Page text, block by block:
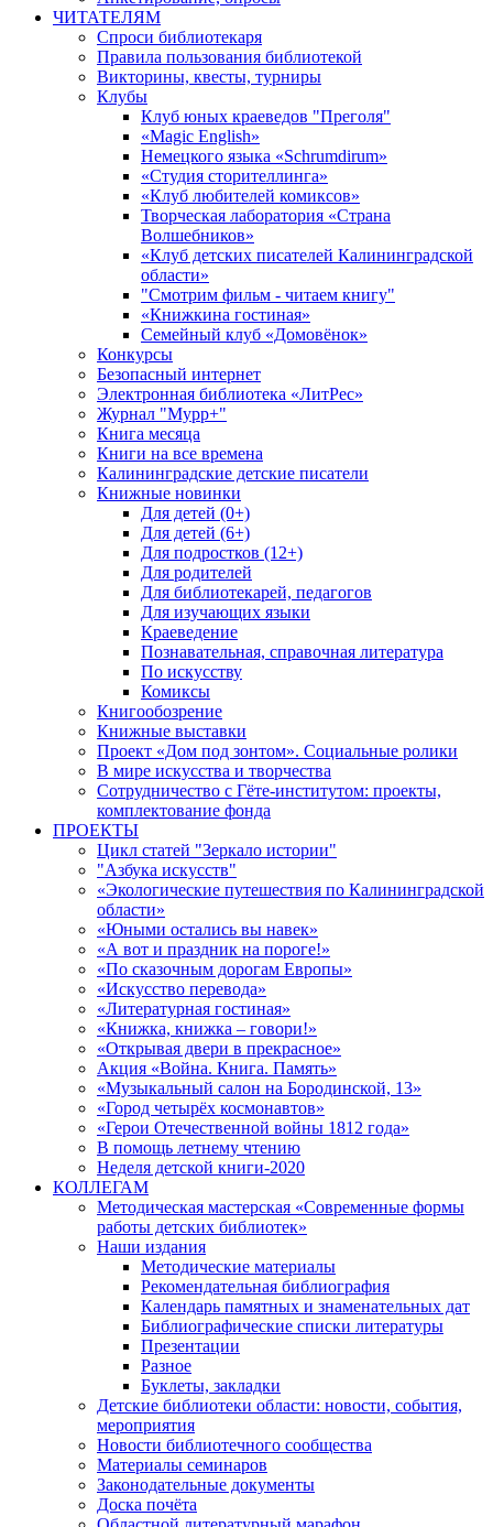
ЧИТАТЕЛЯМ
Спроси библиотекаря
Правила пользования библиотекой
Викторины, квесты, турниры
Клубы
Клуб юных краеведов "Преголя"
«Magic English»
Немецкого языка «Schrumdirum»
«Студия сторителлинга»
«Клуб любителей комиксов»
Творческая лаборатория «Страна
Волшебников»
«Клуб детских писателей Калининградской
области»
"Смотрим фильм - читаем книгу"
«Книжкина гостиная»
Семейный клуб «Домовёнок»
Конкурсы
Безопасный интернет
Электронная библиотека «ЛитРес»
Журнал "Мурр+"
Книга месяца
Книги на все времена
Калининградские детские писатели
Книжные новинки
Для детей (0+)
Для детей (6+)
Для подростков (12+)
Для родителей
Для библиотекарей, педагогов
Для изучающих языки
Краеведение
Познавательная, справочная литература
По искусству
Комиксы
Книгообозрение
Книжные выставки
Проект «Дом под зонтом». Социальные ролики
В мире искусства и творчества
Сотрудничество с Гёте-институтом: проекты,
комплектование фонда
ПРОЕКТЫ
Цикл статей "Зеркало истории"
"Азбука искусств"
«Экологические путешествия по Калининградской
области»
«Юными остались вы навек»
«А вот и праздник на пороге!»
«По сказочным дорогам Европы»
«Искусство перевода»
«Литературная гостиная»
«Книжка, книжка – говори!»
«Открывая двери в прекрасное»
Акция «Война. Книга. Память»
«Музыкальный салон на Бородинской, 13»
«Город четырёх космонавтов»
«Герои Отечественной войны 1812 года»
В помощь летнему чтению
Неделя детской книги-2020
КОЛЛЕГАМ
Методическая мастерская «Современные формы
работы детских библиотек»
Наши издания
Методические материалы
Рекомендательная библиография
Календарь памятных и знаменательных дат
Библиографические списки литературы
Презентации
Разное
Буклеты, закладки
Детские библиотеки области: новости, события,
мероприятия
Новости библиотечного сообщества
Материалы семинаров
Законодательные документы
Доска почёта